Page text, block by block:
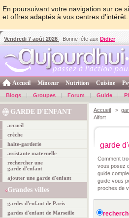
En poursuivant votre navigation sur ce
et offres adaptés à vos centres d'intérêt.
Vendredi 7 août 2026 - Bonne fête aux Didier
Accueil Minceur Nutrition Cuisine
Blogs Groupes Forum Guide
GARDE D'ENFANT
accueil
crèche
halte-garderie
assistante maternelle
rechercher une
garde d'enfant
ajouter une garde d'enfant
Grandes villes
gardes d'enfant de Paris
gardes d'enfant de Marseille
Accueil >
Alfort
garde
Comment
vous posez
guide
guide vous
proches de